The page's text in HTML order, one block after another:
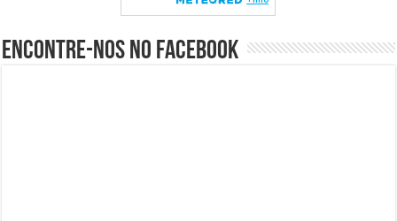
Encontre-nos no Facebook